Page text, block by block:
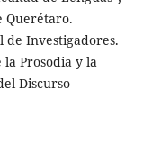
Querétaro.
de Investigadores.
Prosodia y la
Discurso